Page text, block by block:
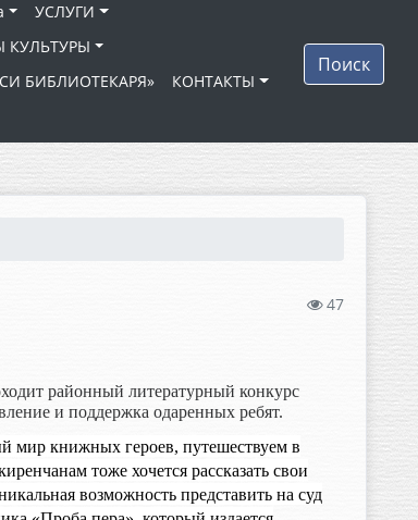
УСЛУГИ
КУЛЬТУРЫ
БИБЛИОТЕКАРЯ»
КОНТАКТЫ
Поиск
47
районный литературный конкурс
и поддержка одаренных ребят.
мир книжных героев, путешествуем в
тоже хочется рассказать свои
возможность представить на суд